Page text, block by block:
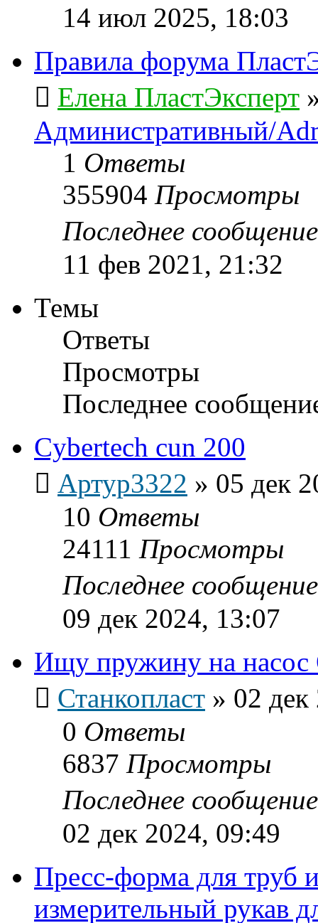
14 июл 2025, 18:03
Правила форума
Елена ПластЭксперт
Административный/
1 Ответы
355904 Просмотры
Последнее
11 фев 2021, 21:32
Темы
Ответы
Просмотры
Последнее
Cybertech cun 200
Артур3322 » 05 дек
10 Ответы
24111 Просмотры
Последнее
09 дек 2024, 13:07
Ищу пружину на насос
Станкопласт » 02
0 Ответы
6837 Просмотры
Последнее
02 дек 2024, 09:49
Пресс-форма для
измерительный рукав